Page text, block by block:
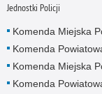
Jednostki Policji
Komenda Miejska
Komenda
Komenda Miejska
Komenda